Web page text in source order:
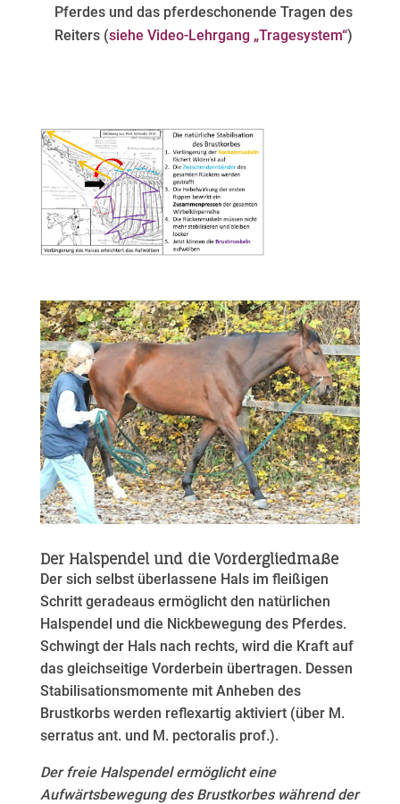
Pferdes und das pferdeschonende Tragen des
Reiters (siehe Video-Lehrgang „Tragesystem“)
Der Halspendel und die Vordergliedmaße
Der sich selbst überlassene Hals im fleißigen
Schritt geradeaus ermöglicht den natürlichen
Halspendel und die Nickbewegung des Pferdes.
Schwingt der Hals nach rechts, wird die Kraft auf
das gleichseitige Vorderbein übertragen. Dessen
Stabilisationsmomente mit Anheben des
Brustkorbs werden reflexartig aktiviert (über M.
serratus ant. und M. pectoralis prof.).
Der freie Halspendel ermöglicht eine
Aufwärtsbewegung des Brustkorbes während der